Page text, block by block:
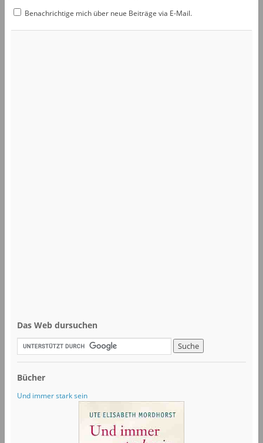
Benachrichtige mich über neue Beiträge via E-Mail.
Das Web dursuchen
Bücher
Und immer stark sein